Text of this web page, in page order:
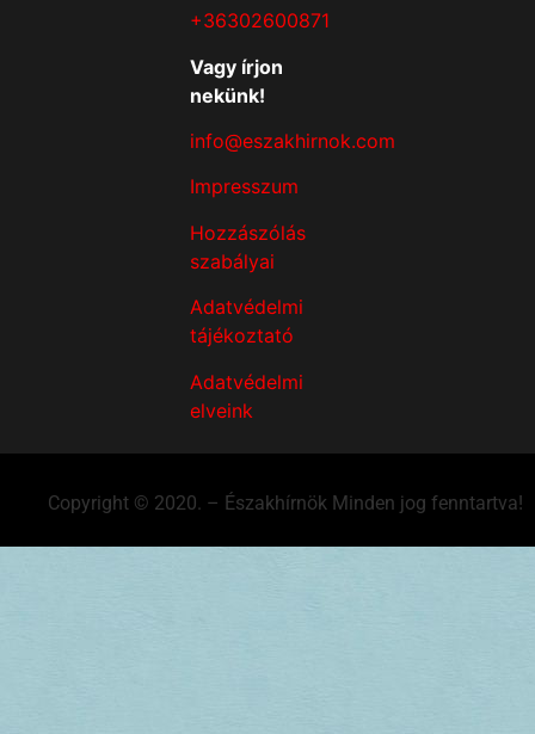
+36302600871
Vagy írjon
nekünk!
info@eszakhirnok.com
Impresszum
Hozzászólás
szabályai
Adatvédelmi
tájékoztató
Adatvédelmi
elveink
Copyright © 2020. – Északhírnök Minden jog fenntartva!